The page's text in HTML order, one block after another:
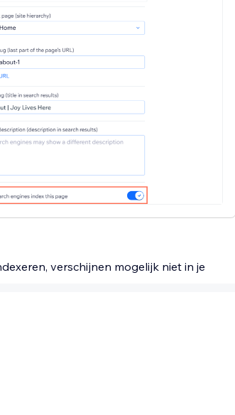
verschijnen mogelijk niet in je